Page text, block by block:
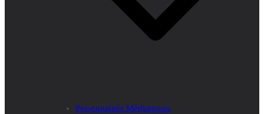
Personnalités Médiatiques